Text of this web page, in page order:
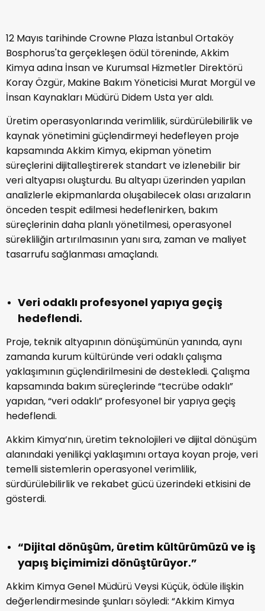
12 Mayıs tarihinde Crowne Plaza İstanbul Ortaköy
Bosphorus'ta gerçekleşen ödül töreninde, Akkim
Kimya adına İnsan ve Kurumsal Hizmetler Direktörü
Koray Özgür, Makine Bakım Yöneticisi Murat Morgül ve
İnsan Kaynakları Müdürü Didem Usta yer aldı.
Üretim operasyonlarında verimlilik, sürdürülebilirlik ve
kaynak yönetimini güçlendirmeyi hedefleyen proje
kapsamında Akkim Kimya, ekipman yönetim
süreçlerini dijitalleştirerek standart ve izlenebilir bir
veri altyapısı oluşturdu. Bu altyapı üzerinden yapılan
analizlerle ekipmanlarda oluşabilecek olası arızaların
önceden tespit edilmesi hedeflenirken, bakım
süreçlerinin daha planlı yönetilmesi, operasyonel
sürekliliğin artırılmasının yanı sıra, zaman ve maliyet
tasarrufu sağlanması amaçlandı.
Veri odaklı profesyonel yapıya geçiş
hedeflendi.
Proje, teknik altyapının dönüşümünün yanında, aynı
zamanda kurum kültüründe veri odaklı çalışma
yaklaşımının güçlendirilmesini de destekledi. Çalışma
kapsamında bakım süreçlerinde “tecrübe odaklı”
yapıdan, “veri odaklı” profesyonel bir yapıya geçiş
hedeflendi.
Akkim Kimya’nın, üretim teknolojileri ve dijital dönüşüm
alanındaki yenilikçi yaklaşımını ortaya koyan proje, veri
temelli sistemlerin operasyonel verimlilik,
sürdürülebilirlik ve rekabet gücü üzerindeki etkisini de
gösterdi.
“Dijital dönüşüm, üretim kültürümüzü ve iş
yapış biçimimizi dönüştürüyor.”
Akkim Kimya Genel Müdürü Veysi Küçük, ödüle ilişkin
değerlendirmesinde şunları söyledi: “Akkim Kimya